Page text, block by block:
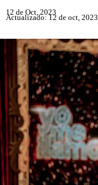
12 de Oct, 2023
Actualizado: 12 de oct, 2023